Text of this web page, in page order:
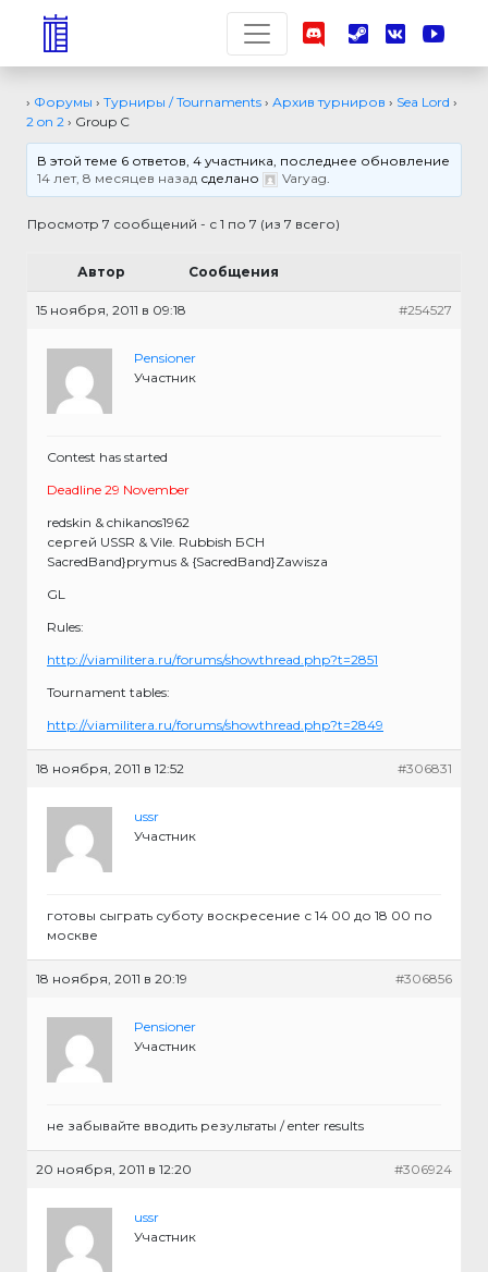
› Форумы › Турниры / Tournaments › Архив турниров › Sea Lord ›
2 on 2 › Group C
В этой теме 6 ответов, 4 участника, последнее обновление
14 лет, 8 месяцев назад сделано Varyag.
Просмотр 7 сообщений - с 1 по 7 (из 7 всего)
Автор Сообщения
15 ноября, 2011 в 09:18 #254527
Pensioner
Участник
Contest has started
Deadline 29 November
redskin & chikanos1962
сергей USSR & Vile. Rubbish БСН
SacredBand}prymus & {SacredBand}Zawisza
GL
Rules:
http://viamilitera.ru/forums/showthread.php?t=2851
Tournament tables:
http://viamilitera.ru/forums/showthread.php?t=2849
18 ноября, 2011 в 12:52 #306831
ussr
Участник
готовы сыграть суботу воскресение с 14 00 до 18 00 по
москве
18 ноября, 2011 в 20:19 #306856
Pensioner
Участник
не забывайте вводить результаты / enter results
20 ноября, 2011 в 12:20 #306924
ussr
Участник